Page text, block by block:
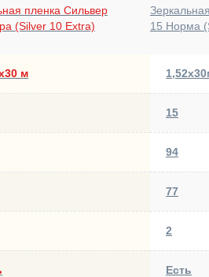
пленка Сильвер
(Silver 10 Extra)
15 Норма
м
15
94
77
2
Есть